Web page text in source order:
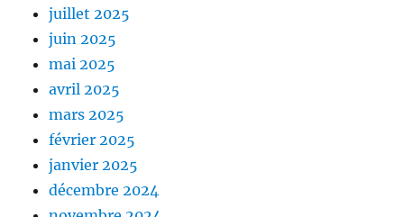
juillet 2025
juin 2025
mai 2025
avril 2025
mars 2025
février 2025
janvier 2025
décembre 2024